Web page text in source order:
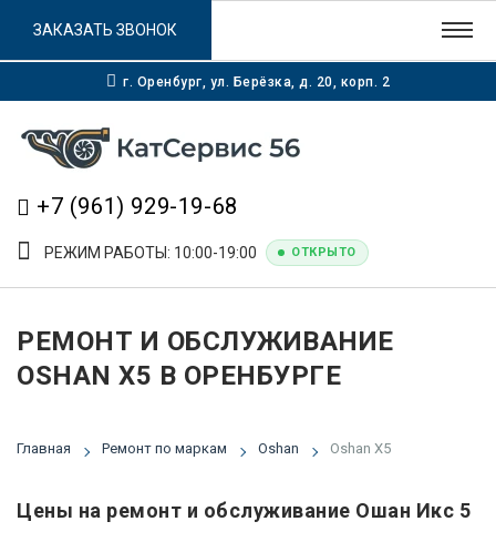
г. Оренбург, ул. Берёзка, д. 20, корп. 2
+7 (961) 929-19-68
РЕЖИМ РАБОТЫ: 10:00-19:00 ОТКРЫТО
ЗАКАЗАТЬ ЗВОНОК
РЕМОНТ И ОБСЛУЖИВАНИЕ
OSHAN X5 В ОРЕНБУРГЕ
Главная Ремонт по маркам Oshan Oshan X5
Цены на ремонт и обслуживание Ошан Икс 5